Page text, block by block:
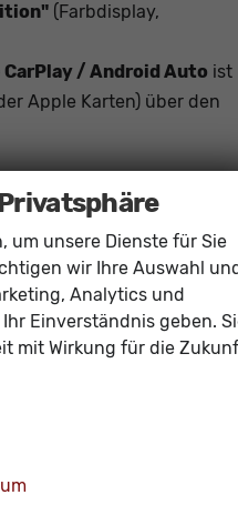
(Farbdisplay,
CarPlay / Android Auto ist
Apple Karten) über den
Klimaanlage
mit
Sitzheizung, Isofix
um unsere Dienste für Sie
wir Ihre Auswahl
Analytics und
Einverständnis geben.
mit Wirkung für die